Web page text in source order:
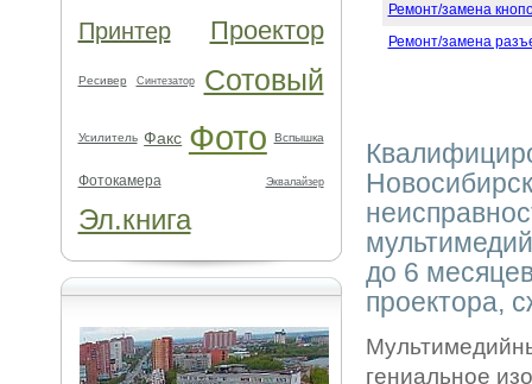
Принтер Проектор
Ресивер Синтезатор Сотовый
Усилитель Факс Фото Вспышка
Фотокамера Эквалайзер
Эл.книга
Ремонт/замена
Ремонт/замена
до 6
проектора,
гениальное